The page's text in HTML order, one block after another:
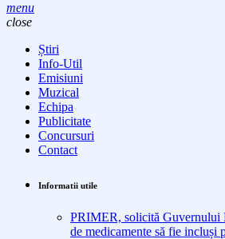
menu
close
Știri
Info-Util
Emisiuni
Muzical
Echipa
Publicitate
Concursuri
Contact
Informatii utile
PRIMER, solicită Guvernului
de medicamente să fie incluși